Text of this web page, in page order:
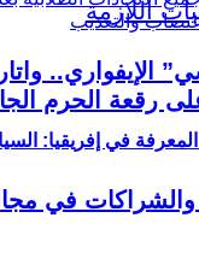
في إفريقيا:
الإيفواري..
رقعة الحرم
والشراكات في